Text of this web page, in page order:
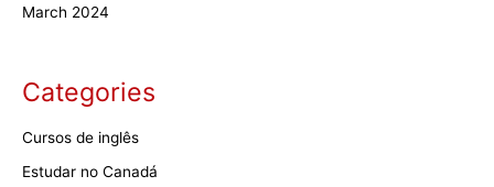
March 2024
Categories
Cursos de inglês
Estudar no Canadá